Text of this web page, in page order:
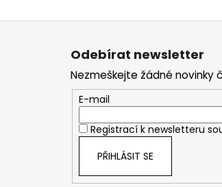
Z
Odebírat newsletter
Nezmeškejte žádné novinky
E-mail
Registrací k newsletteru
PŘIHLÁSIT SE